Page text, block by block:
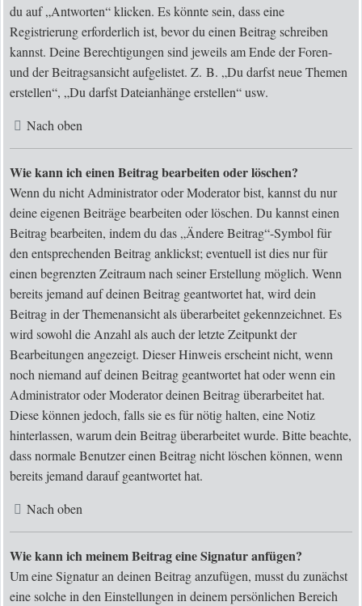
du auf „Antworten“ klicken. Es könnte sein, dass eine
Registrierung erforderlich ist, bevor du einen Beitrag schreiben
kannst. Deine Berechtigungen sind jeweils am Ende der Foren-
und der Beitragsansicht aufgelistet. Z. B. „Du darfst neue Themen
erstellen“, „Du darfst Dateianhänge erstellen“ usw.
Nach oben
Wie kann ich einen Beitrag bearbeiten oder löschen?
Wenn du nicht Administrator oder Moderator bist, kannst du nur
deine eigenen Beiträge bearbeiten oder löschen. Du kannst einen
Beitrag bearbeiten, indem du das „Ändere Beitrag“-Symbol für
den entsprechenden Beitrag anklickst; eventuell ist dies nur für
einen begrenzten Zeitraum nach seiner Erstellung möglich. Wenn
bereits jemand auf deinen Beitrag geantwortet hat, wird dein
Beitrag in der Themenansicht als überarbeitet gekennzeichnet. Es
wird sowohl die Anzahl als auch der letzte Zeitpunkt der
Bearbeitungen angezeigt. Dieser Hinweis erscheint nicht, wenn
noch niemand auf deinen Beitrag geantwortet hat oder wenn ein
Administrator oder Moderator deinen Beitrag überarbeitet hat.
Diese können jedoch, falls sie es für nötig halten, eine Notiz
hinterlassen, warum dein Beitrag überarbeitet wurde. Bitte beachte,
dass normale Benutzer einen Beitrag nicht löschen können, wenn
bereits jemand darauf geantwortet hat.
Nach oben
Wie kann ich meinem Beitrag eine Signatur anfügen?
Um eine Signatur an deinen Beitrag anzufügen, musst du zunächst
eine solche in den Einstellungen in deinem persönlichen Bereich